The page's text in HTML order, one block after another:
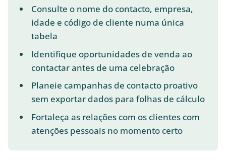
Consulte o nome do contacto, empresa,
idade e código de cliente numa única
tabela
Identifique oportunidades de venda ao
contactar antes de uma celebração
Planeie campanhas de contacto proativo
sem exportar dados para folhas de cálculo
Fortaleça as relações com os clientes com
atenções pessoais no momento certo